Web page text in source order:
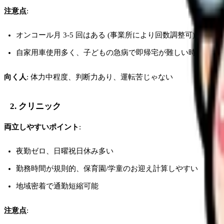
注意点:
オンコール月 3-5 回はある (事業所により回数調整可)
自家用車使用多く、子どもの急病で即帰宅が難しい時間帯あ
向く人: 体力中程度、判断力あり、運転苦じゃない
2. クリニック
両立しやすいポイント :
夜勤ゼロ、日曜祝日休み多い
勤務時間が規則的、保育園/学童のお迎え計算しやすい
地域密着で通勤短縮可能
注意点: